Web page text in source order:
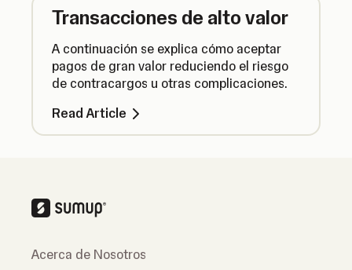
Transacciones de alto valor
A continuación se explica cómo aceptar
pagos de gran valor reduciendo el riesgo
de contracargos u otras complicaciones.
Read Article
Acerca de Nosotros